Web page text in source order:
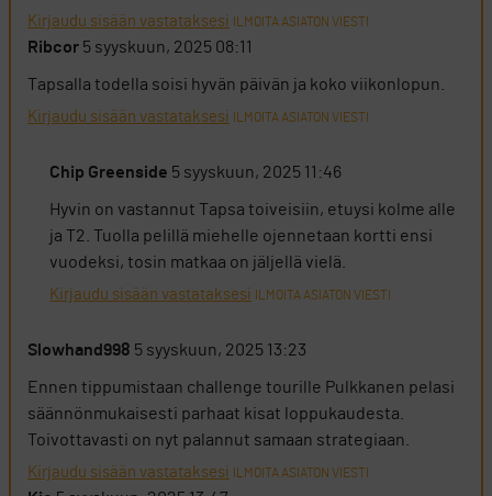
Kirjaudu sisään vastataksesi ILMOITA ASIATON VIESTI
Ribcor 5 syyskuun, 2025 08:11
Tapsalla todella soisi hyvän päivän ja koko viikonlopun.
Kirjaudu sisään vastataksesi ILMOITA ASIATON VIESTI
Chip Greenside 5 syyskuun, 2025 11:46
Hyvin on vastannut Tapsa toiveisiin, etuysi kolme alle
ja T2. Tuolla pelillä miehelle ojennetaan kortti ensi
vuodeksi, tosin matkaa on jäljellä vielä.
Kirjaudu sisään vastataksesi ILMOITA ASIATON VIESTI
Slowhand998 5 syyskuun, 2025 13:23
Ennen tippumistaan challenge tourille Pulkkanen pelasi
säännönmukaisesti parhaat kisat loppukaudesta.
Toivottavasti on nyt palannut samaan strategiaan.
Kirjaudu sisään vastataksesi ILMOITA ASIATON VIESTI